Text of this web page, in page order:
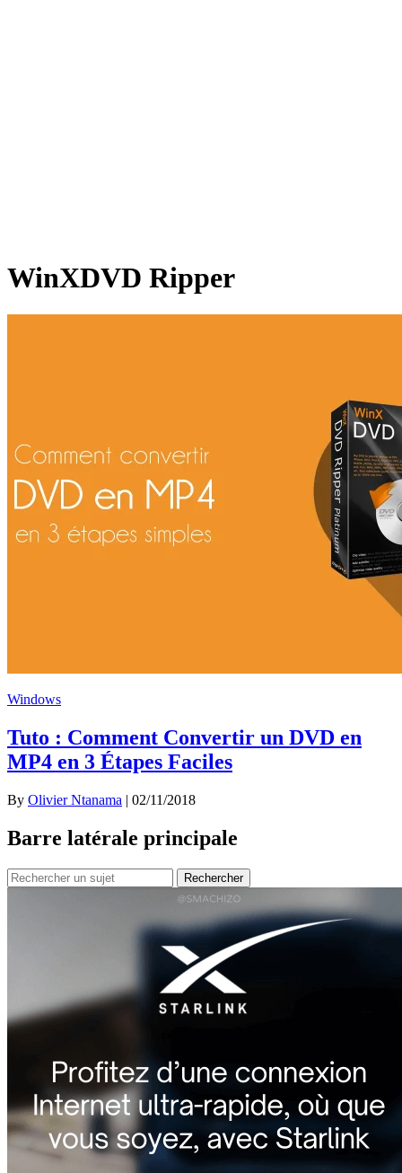
WinXDVD Ripper
Windows
Tuto : Comment Convertir un DVD en
MP4 en 3 Étapes Faciles
By Olivier Ntanama | 02/11/2018
Barre latérale principale